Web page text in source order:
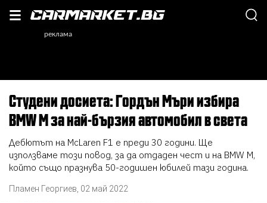
Студени досиета: Гордън Мъри избира
BMW M за най-бързия автомобил в света
Дебютът на McLaren F1 е преди 30 години. Ще
използваме този повод, за да отдаден чест и на BMW M,
който също празнува 50-годишен юбилей тази година.
Пламен Георгиев 02 май 2022